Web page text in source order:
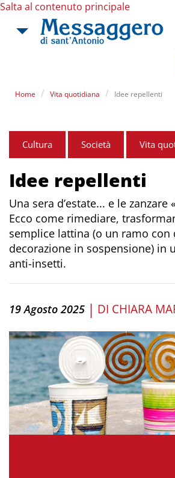
Salta al contenuto principale
Home Vita quotidiana Idee repellenti
Cultura Società Vita
Idee repellenti
Una sera d’estate... e le zanzare
Ecco come rimediare,
semplice lattina (o un ramo con
decorazione in sospensione) in
anti-insetti.
19 Agosto 2025 | DI CHIARA